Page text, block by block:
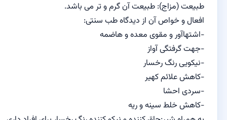
طبیعت (مزاج): طبیعت آن گرم و تر می باشد.
افعال و خواص آن از دیدگاه طب سنتی:
-اشتهاآور و مقوی معده و هاضمه
-جهت گرفتگی آواز
-نیکویی رنگ رخسار
-کاهش علائم کهیر
-سردی احشا
-کاهش خلط سینه و ریه